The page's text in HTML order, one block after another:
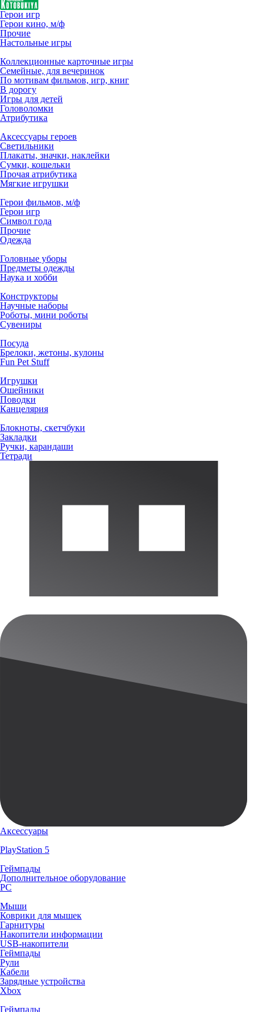
Герои игр
Герои кино, м/ф
Прочие
Настольные игры
Коллекционные карточные игры
Семейные, для вечеринок
По мотивам фильмов, игр, книг
В дорогу
Игры для детей
Головоломки
Атрибутика
Аксессуары героев
Светильники
Плакаты, значки, наклейки
Сумки, кошельки
Прочая атрибутика
Мягкие игрушки
Герои фильмов, м/ф
Герои игр
Символ года
Прочие
Одежда
Головные уборы
Предметы одежды
Наука и хобби
Конструкторы
Научные наборы
Роботы, мини роботы
Сувениры
Посуда
Брелоки, жетоны, кулоны
Fun Pet Stuff
Игрушки
Ошейники
Поводки
Канцелярия
Блокноты, скетчбуки
Закладки
Ручки, карандаши
Тетради
Аксессуары
PlayStation 5
Геймпады
Дополнительное оборудование
PC
Мыши
Коврики для мышек
Гарнитуры
Накопители информации
USB-накопители
Геймпады
Рули
Кабели
Зарядные устройства
Xbox
Геймпады